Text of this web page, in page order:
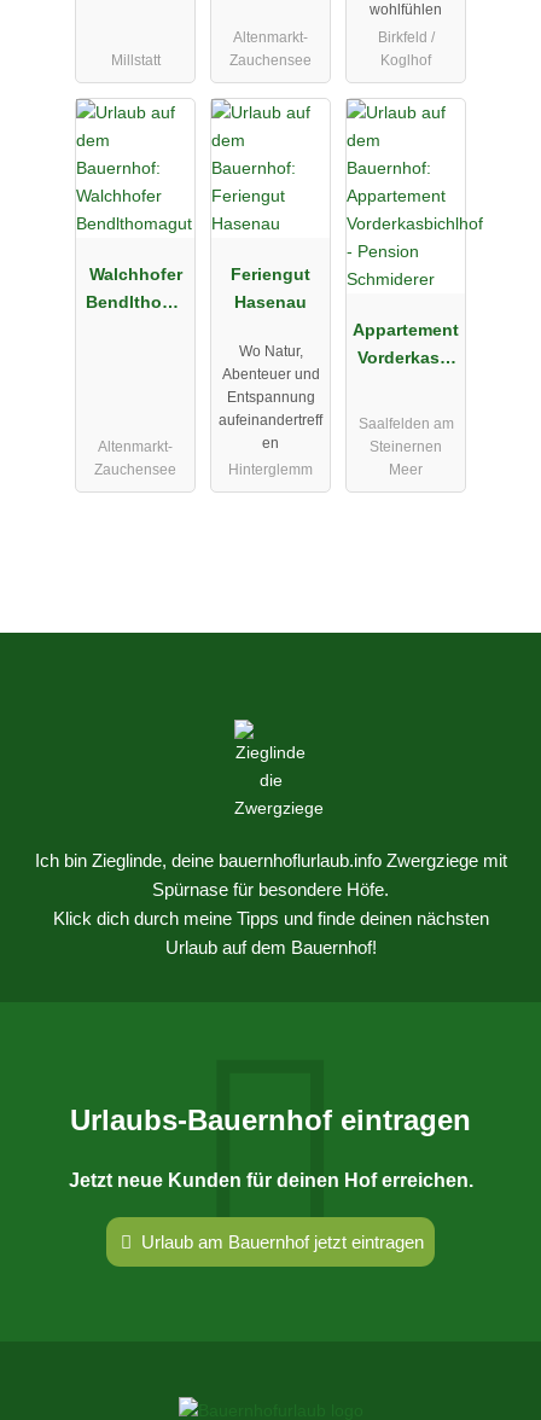
Millstatt
Altenmarkt-
Zauchensee
wohlfühlen
Birkfeld /
Koglhof
Walchhofer
Bendlthoma
Altenmarkt-
Zauchensee
Feriengut
Hasenau
Wo Natur,
Abenteuer und
Entspannung
aufeinandertreff
en
Hinterglemm
Appartement
Vorderkasbi
Pension
Schmiderer
Saalfelden am
Steinernen
Meer
Ich bin Zieglinde, deine bauernhoflurlaub.info Zwergziege mit
Spürnase für besondere Höfe.
Klick dich durch meine Tipps und finde deinen nächsten
Urlaub auf dem Bauernhof!
Urlaubs-Bauernhof eintragen
Jetzt neue Kunden für deinen Hof erreichen.
Urlaub am Bauernhof jetzt eintragen